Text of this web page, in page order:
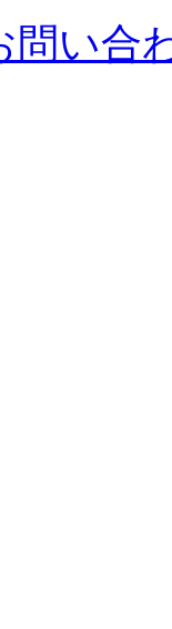
問い合